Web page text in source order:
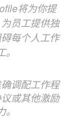
将为你提
员工提供独
每个人工作
调配工作程
或其他激励